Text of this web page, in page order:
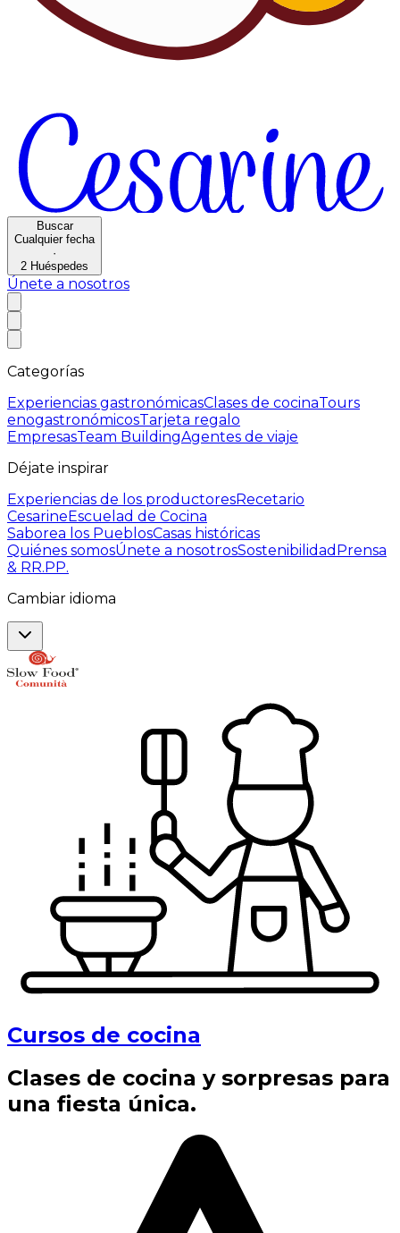
Buscar
Cualquier fecha
·
2 Huéspedes
Únete a nosotros
Categorías
Experiencias gastronómicasClases de cocinaTours
enogastronómicosTarjeta regalo
EmpresasTeam BuildingAgentes de viaje
Déjate inspirar
Experiencias de los productoresRecetario
CesarineEscuelad de Cocina
Saborea los PueblosCasas históricas
Quiénes somosÚnete a nosotrosSostenibilidad Prensa
& RR.PP.
Cambiar idioma
Cursos de cocina
Clases de cocina y sorpresas para
una fiesta única.